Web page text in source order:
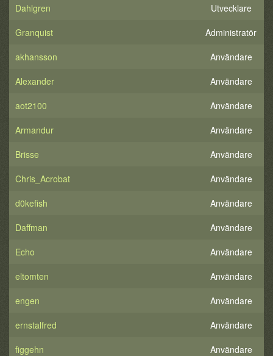
Dahlgren
Utvecklare
Granquist
Administratör
akhansson
Användare
Alexander
Användare
aot2100
Användare
Armandur
Användare
Brisse
Användare
Chris_Acrobat
Användare
d0kefish
Användare
Daffman
Användare
Echo
Användare
eltomten
Användare
engen
Användare
ernstalfred
Användare
figgehn
Användare